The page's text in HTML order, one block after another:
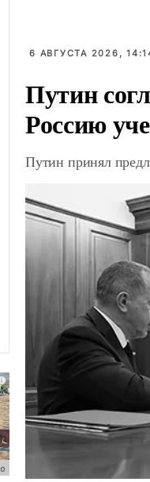
6 АВГУСТА 2026,
Путин
Россию
Путин принял